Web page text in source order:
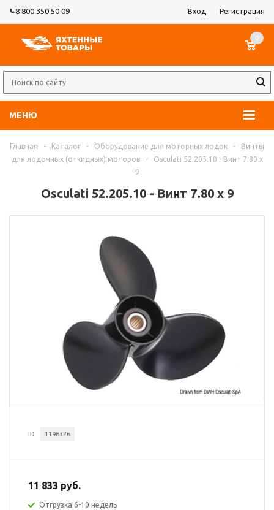
8 800 350 50 09 Вход Регистрация
МЕНЮ
0
Главная - Каталог - Оборудование для моторных лодок -
Винты
для лодочных (откидных) моторов
-
Osculati 52.205.10 - Винт 7.80 x
9
Osculati 52.205.10 - Винт 7.80 x 9
ID 1196326
11 833 руб.
Отгрузка 6-10 недель